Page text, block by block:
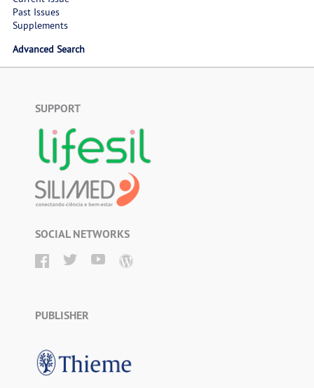
Past Issues
Supplements
Advanced Search
SUPPORT
SOCIAL NETWORKS
PUBLISHER